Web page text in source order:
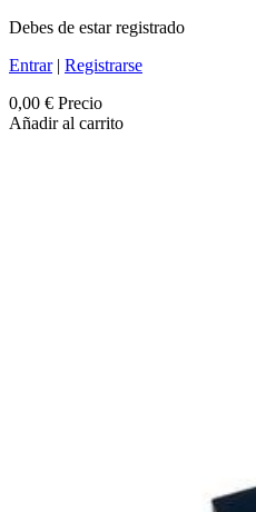
Debes de estar registrado
Entrar| Registrarse
0,00 € Precio
Añadir al carrito